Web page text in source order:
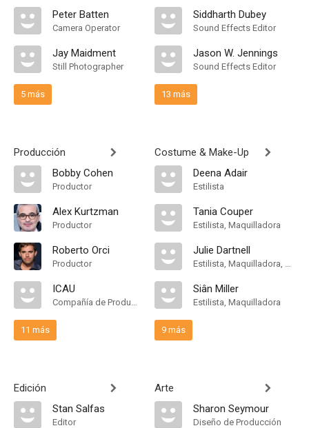
Peter Batten
Camera Operator
Jay Maidment
Still Photographer
5 más
Producción
Bobby Cohen
Productor
Alex Kurtzman
Productor
Roberto Orci
Productor
ICAU
Compañía de Produccion
11 más
Edición
Stan Salfas
Editor
Siddharth Dubey
Sound Effects Editor
Jason W. Jennings
Sound Effects Editor
13 más
Costume & Make-Up
Deena Adair
Estilista
Tania Couper
Estilista, Maquilladora
Julie Dartnell
Estilista, Maquilladora, Key Hair Stylist
Siân Miller
Estilista, Maquilladora
9 más
Arte
Sharon Seymour
Diseño de Producción